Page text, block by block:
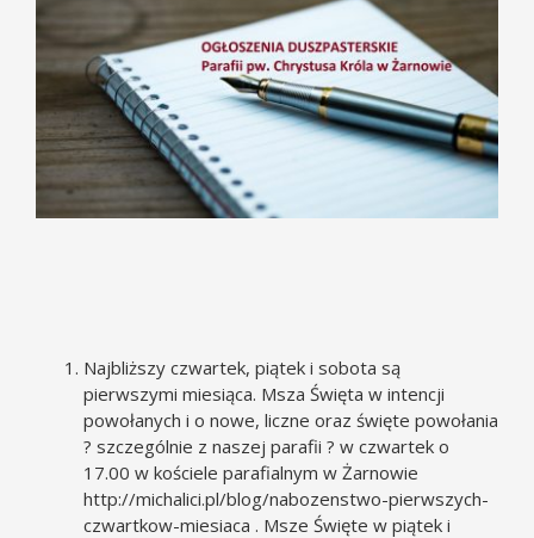
Najbliższy czwartek, piątek i sobota są
pierwszymi miesiąca. Msza Święta w intencji
powołanych i o nowe, liczne oraz święte powołania
? szczególnie z naszej parafii ? w czwartek o
17.00 w kościele parafialnym w Żarnowie
http://michalici.pl/blog/nabozenstwo-pierwszych-
czwartkow-miesiaca . Msze Święte w piątek i